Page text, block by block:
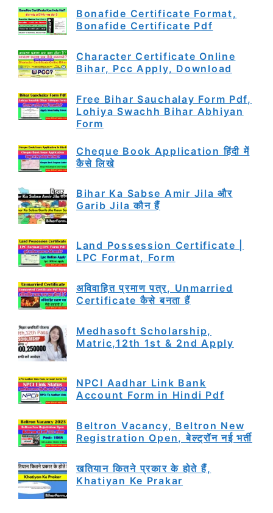
Bonafide Certificate Format,
Bonafide Certificate Pdf
Character Certificate Online
Bihar, Pcc Apply, Download
Free Bihar Sauchalay Form Pdf,
Lohiya Swachh Bihar Abhiyan
Form
Cheque Book Application हिंदी में
कैसे लिखे
Bihar Ka Sabse Amir Jila और
Garib Jila कौन हैं
Land Possession Certificate |
LPC Format, Form
अविवाहित प्रमाण पत्र, Unmarried
Certificate कैसे बनता हैं
Medhasoft Scholarship,
Matric,12th 1st & 2nd Apply
NPCI Aadhar Link Bank
Account Form in Hindi Pdf
Beltron Vacancy, Beltron New
Registration Open, बेल्ट्रॉन नई भर्ती
खतियान कितने प्रकार के होते हैं,
Khatiyan Ke Prakar